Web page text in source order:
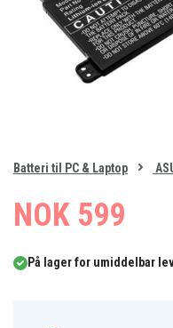
of
Batteri til PC & Laptop
NOK 599
På lager for umiddelbar